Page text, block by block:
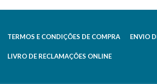
TERMOS E CONDIÇÕES DE COMPRA ENVIO
LIVRO DE RECLAMAÇÕES ONLINE